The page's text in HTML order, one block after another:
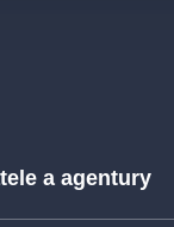
a agentury